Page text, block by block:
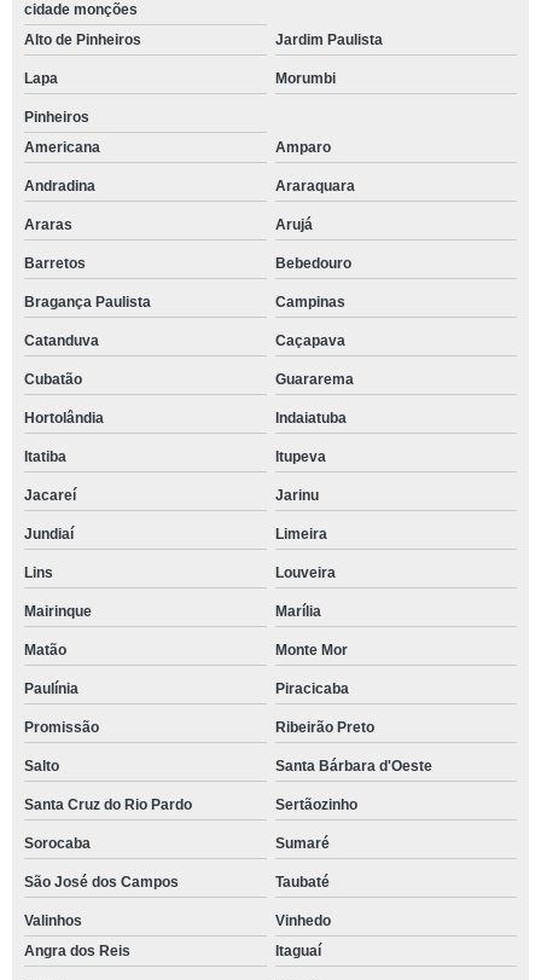
cidade monções
Alto de Pinheiros
Jardim Paulista
Lapa Morumbi
Pinheiros
Americana
Amparo
Andradina Araraquara
Araras Arujá
Barretos Bebedouro
Bragança Paulista Campinas
Catanduva Caçapava
Cubatão Guararema
Hortolândia Indaiatuba
Itatiba Itupeva
Jacareí Jarinu
Jundiaí Limeira
Lins Louveira
Mairinque Marília
Matão Monte Mor
Paulínia Piracicaba
Promissão Ribeirão Preto
Salto Santa Bárbara d'Oeste
Santa Cruz do Rio Pardo Sertãozinho
Sorocaba Sumaré
São José dos Campos Taubaté
Valinhos
Vinhedo
Angra dos Reis
Itaguaí